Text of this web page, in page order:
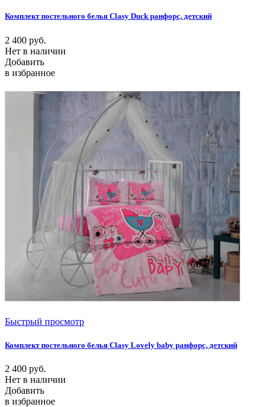
Комплект постельного белья Clasy Duck ранфорс, детский
2 400 руб.
Нет в наличии
Добавить
в избранное
Быстрый просмотр
Комплект постельного белья Clasy Lovely baby ранфорс, детский
2 400 руб.
Нет в наличии
Добавить
в избранное